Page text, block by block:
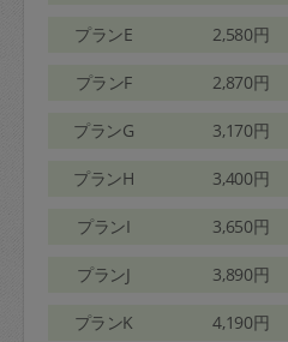
プランE 2,580円
プランF 2,870円
プランG 3,170円
プランH 3,400円
プランI 3,650円
プランJ 3,890円
プランK 4,190円